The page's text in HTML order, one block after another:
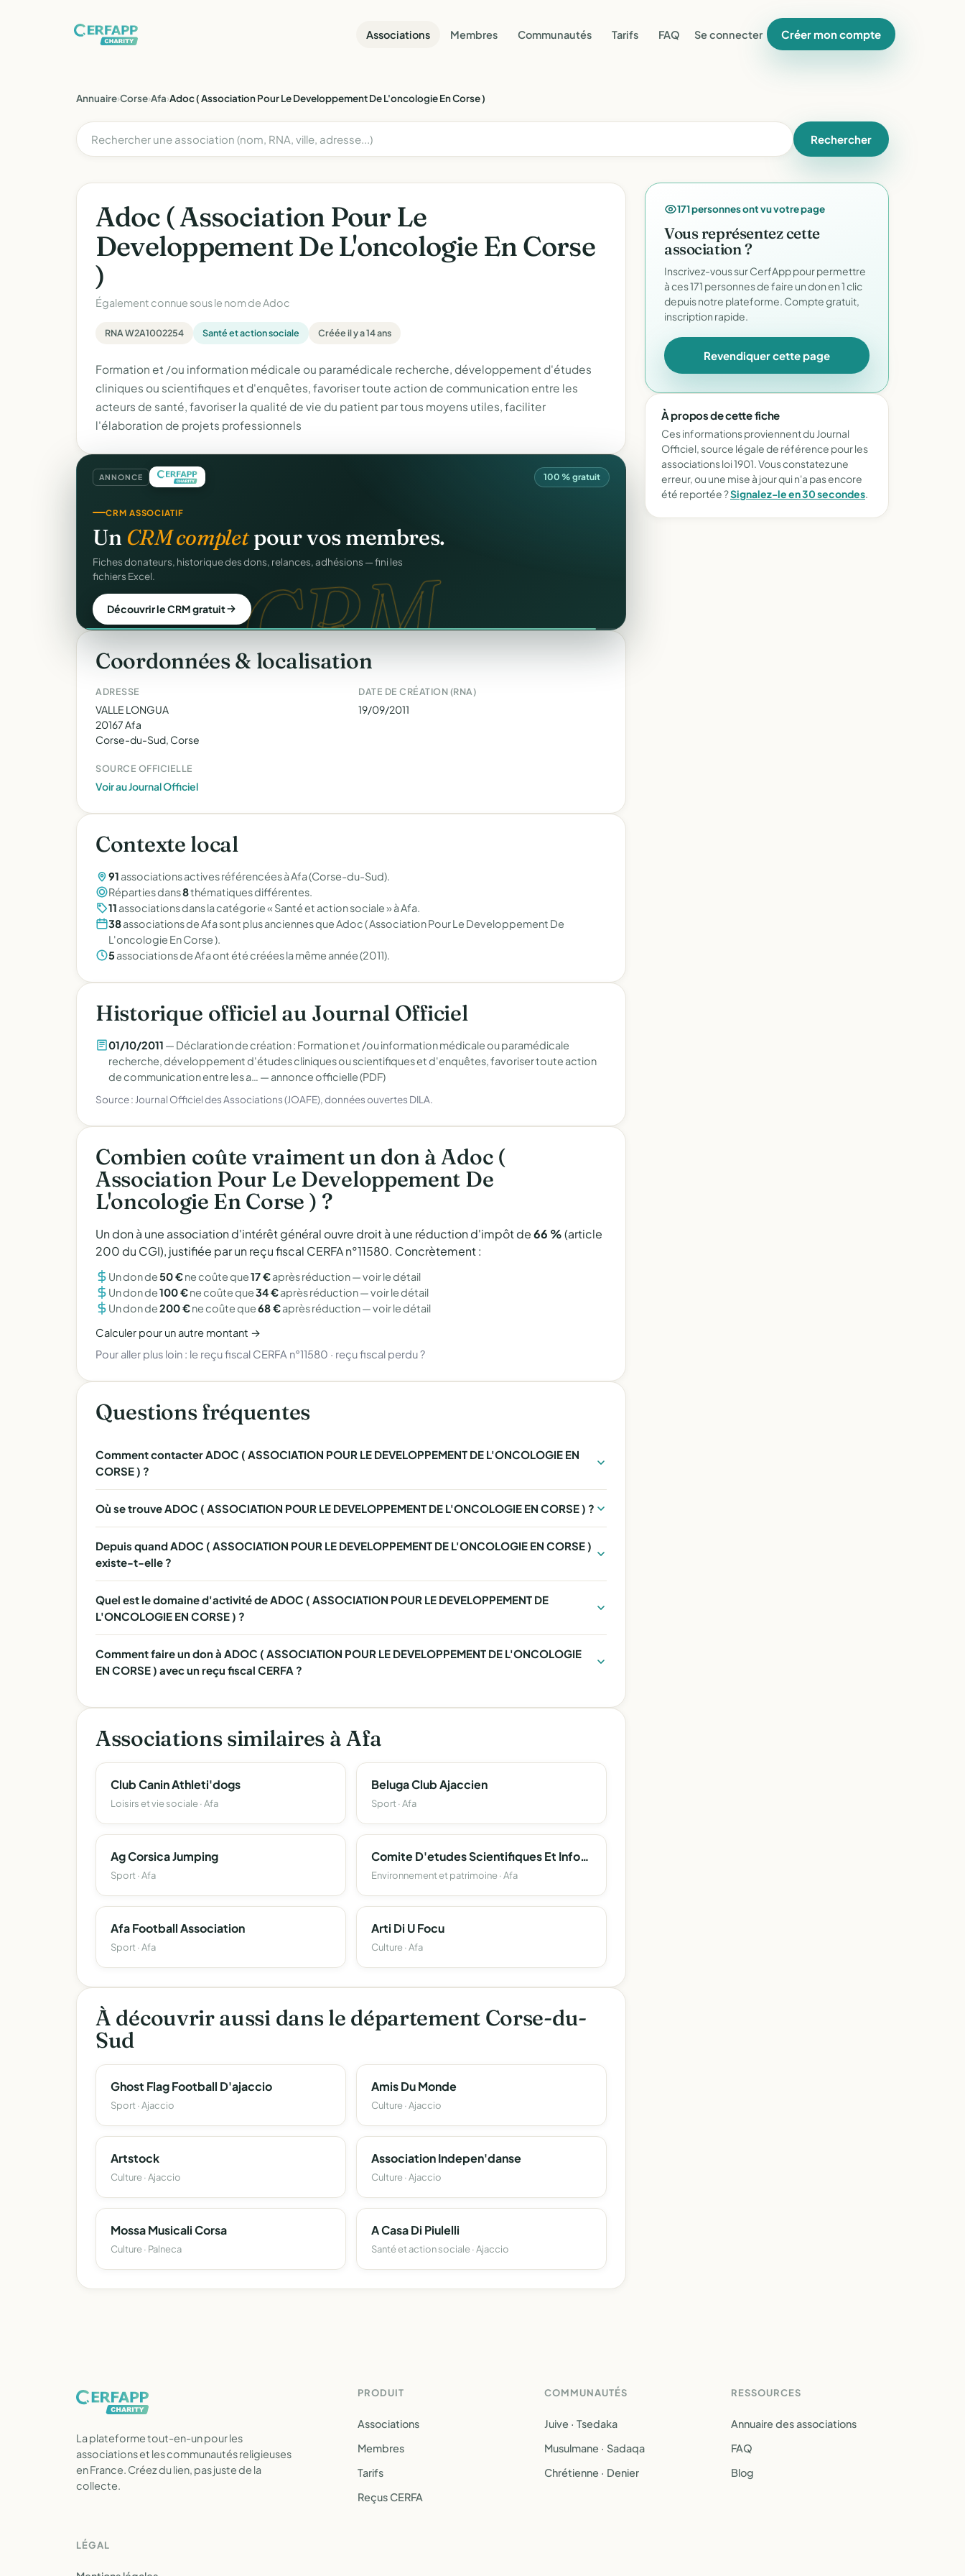
Associations Membres Communautés Tarifs FAQ Se connecter Créer mon compte
Annuaire›Corse›Afa›Adoc ( Association Pour Le Developpement De L'oncologie En Corse )
Rechercher
Adoc ( Association Pour Le
Developpement De L'oncologie En Corse
)
Également connue sous le nom deAdoc
RNA W2A1002254 Santé et action sociale Créée il y a 14 ans
Formation et /ou information médicale ou paramédicale recherche, développement d'études
cliniques ou scientifiques et d'enquêtes, favoriser toute action de communication entre les
acteurs de santé, favoriser la qualité de vie du patient par tous moyens utiles, faciliter
l'élaboration de projets professionnels
ANNONCE 100 % gratuit
CRM.
CRM ASSOCIATIF
Un CRM completpour vos membres.
Fiches donateurs, historique des dons, relances, adhésions — fini les
fichiers Excel.
Découvrir le CRM gratuit web.
SITE WEB
Votre site web d'associationoffert.
Une page publique élégante et un site de collecte, prêts en cinq minutes.
Sans webmaster.
Créer mon site gratuit
Coordonnées & localisation
ADRESSE
VALLE LONGUA
20167 Afa
Corse-du-Sud, Corse
DATE DE CRÉATION (RNA)
19/09/2011
SOURCE OFFICIELLE
Voir au Journal Officiel
Contexte local
91 associations actives référencées à Afa (Corse-du-Sud).
Réparties dans8thématiques différentes.
11 associations dans la catégorie « Santé et action sociale » à Afa.
38associations de Afa sont plus anciennes que Adoc ( Association Pour Le Developpement De
L'oncologie En Corse ).
5associations de Afa ont été créées la même année (2011).
Historique officiel au Journal Officiel
01/10/2011 — Déclaration de création : Formation et /ou information médicale ou paramédicale
recherche, développement d'études cliniques ou scientifiques et d'enquêtes, favoriser toute action
de communication entre les a… — annonce officielle (PDF)
Source : Journal Officiel des Associations (JOAFE), données ouvertes DILA.
Combien coûte vraiment un don à Adoc (
Association Pour Le Developpement De
L'oncologie En Corse ) ?
Un don à une association d'intérêt général ouvre droit à une réduction d'impôt de66 %(article
200 du CGI), justifiée par un reçu fiscal CERFA n°11580. Concrètement :
Un don de50 €ne coûte que17 €après réduction —voir le détail
Un don de100 €ne coûte que34 €après réduction —voir le détail
Un don de200 €ne coûte que68 €après réduction —voir le détail
Calculer pour un autre montant →
Pour aller plus loin : le reçu fiscal CERFA n°11580 · reçu fiscal perdu ?
Questions fréquentes
Comment contacter ADOC ( ASSOCIATION POUR LE DEVELOPPEMENT DE L'ONCOLOGIE EN
CORSE ) ?
Où se trouve ADOC ( ASSOCIATION POUR LE DEVELOPPEMENT DE L'ONCOLOGIE EN CORSE ) ?
Depuis quand ADOC ( ASSOCIATION POUR LE DEVELOPPEMENT DE L'ONCOLOGIE EN CORSE )
existe-t-elle ?
Quel est le domaine d'activité de ADOC ( ASSOCIATION POUR LE DEVELOPPEMENT DE
L'ONCOLOGIE EN CORSE ) ?
Comment faire un don à ADOC ( ASSOCIATION POUR LE DEVELOPPEMENT DE L'ONCOLOGIE
EN CORSE ) avec un reçu fiscal CERFA ?
Associations similaires à Afa
Club Canin Athleti'dogs
Loisirs et vie sociale · Afa
Beluga Club Ajaccien
Sport · Afa
Ag Corsica Jumping
Sport · Afa
Comite D'etudes Scientifiques Et Informatiques De La Toponymie Corse (Cesit-Corsica)
Environnement et patrimoine · Afa
Afa Football Association
Sport · Afa
Arti Di U Focu
Culture · Afa
À découvrir aussi dans le département Corse-du-
Sud
Ghost Flag Football D'ajaccio
Sport · Ajaccio
Amis Du Monde
Culture · Ajaccio
Artstock
Culture · Ajaccio
Association Indepen'danse
Culture · Ajaccio
Mossa Musicali Corsa
Culture · Palneca
A Casa Di Piulelli
Santé et action sociale · Ajaccio
171 personnes ont vu votre page
Vous représentez cette
association ?
Inscrivez-vous sur CerfApp pour permettre
à ces 171 personnes de faire un don en 1 clic
depuis notre plateforme. Compte gratuit,
inscription rapide.
Revendiquer cette page
À propos de cette fiche
Ces informations proviennent du Journal
Officiel, source légale de référence pour les
associations loi 1901. Vous constatez une
erreur, ou une mise à jour qui n'a pas encore
été reportée ?Signalez-le en 30 secondes.
La plateforme tout-en-un pour les
associations et les communautés religieuses
en France. Créez du lien, pas juste de la
collecte.
PRODUIT
Associations
Membres
Tarifs
Reçus CERFA
COMMUNAUTÉS
Juive · Tsedaka
Musulmane · Sadaqa
Chrétienne · Denier
RESSOURCES
Annuaire des associations
FAQ
Blog
LÉGAL